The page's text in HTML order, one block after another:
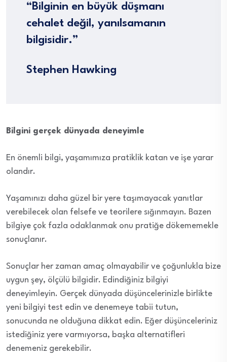
“Bilginin en büyük düşmanı
cehalet değil, yanılsamanın
bilgisidir.”
Stephen Hawking
Bilgini gerçek dünyada deneyimle
En önemli bilgi, yaşamımıza pratiklik katan ve işe yarar
olandır.
Yaşamınızı daha güzel bir yere taşımayacak yanıtlar
verebilecek olan felsefe ve teorilere sığınmayın. Bazen
bilgiye çok fazla odaklanmak onu pratiğe dökememekle
sonuçlanır.
Sonuçlar her zaman amaç olmayabilir ve çoğunlukla bize
uygun şey, ölçülü bilgidir. Edindiğiniz bilgiyi
deneyimleyin. Gerçek dünyada düşüncelerinizle birlikte
yeni bilgiyi test edin ve denemeye tabii tutun,
sonucunda ne olduğuna dikkat edin. Eğer düşünceleriniz
istediğiniz yere varmıyorsa, başka alternatifleri
denemeniz gerekebilir.